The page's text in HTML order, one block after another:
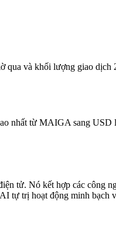
và khối lượng giao
nhất từ MAIGA sang
tử. Nó kết hợp các công
tự trị hoạt động minh bạch